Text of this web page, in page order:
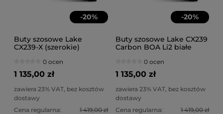
-20%
Buty szosowe Lake
CX239-X (szerokie)
0 ocen
1 135,00 zł
zawiera 23% VAT, bez kosztów
dostawy
Cena regularna:
1 419,00 zł
-20%
Buty szosowe Lake CX239
Carbon BOA Li2 białe
0 ocen
1 135,00 zł
zawiera 23% VAT, bez kosztów
dostawy
Cena regularna:
1 419,00 zł